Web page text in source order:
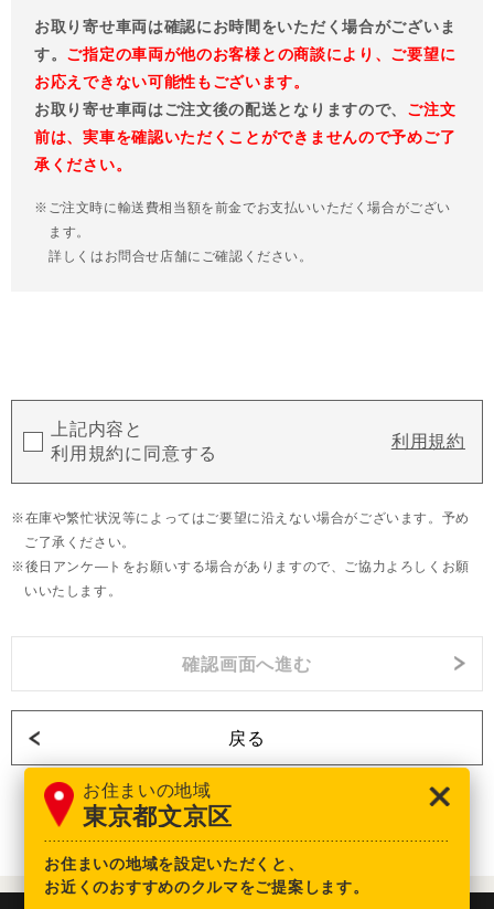
お取り寄せ車両は確認にお時間をいただく場合がございま
す。 ご指定の車両が他のお客様との商談により、ご要望に
お応えできない可能性もございます。
お取り寄せ車両はご注文後の配送となりますので、 ご注文
前は、実車を確認いただくことができませんので予めご了
承ください。
※ご注文時に輸送費相当額を前金でお支払いいただく場合がござい
ます。
詳しくはお問合せ店舗にご確認ください。
上記内容と
利用規約に同意する
利用規約
在庫や繁忙状況等によってはご要望に沿えない場合がございます。予め
ご了承ください。
後日アンケ―トをお願いする場合がありますので、ご協力よろしくお願
いいたします。
戻る
お住まいの地域
東京都文京区
お住まいの地域を設定いただくと、
お近くのおすすめのクルマをご提案します。